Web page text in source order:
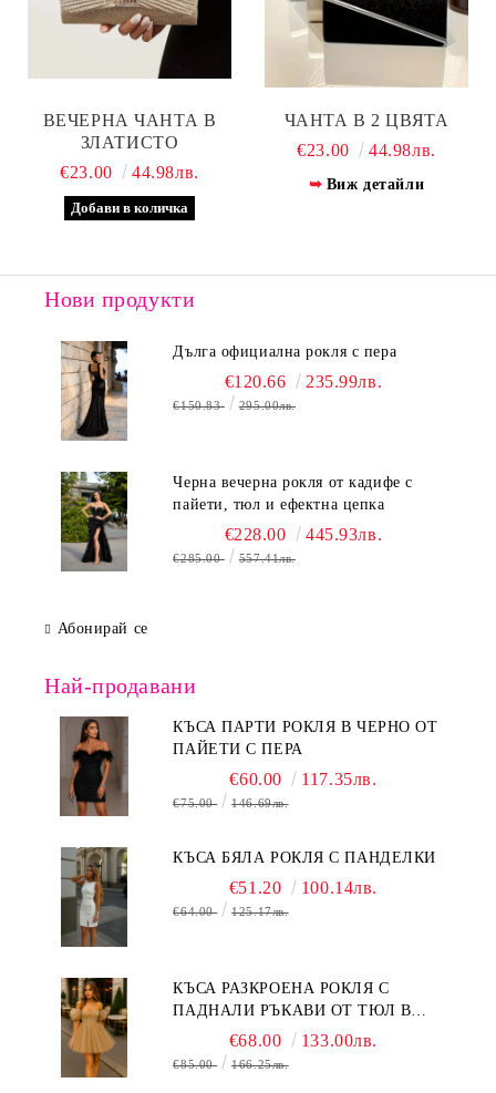
ВЕЧЕРНА ЧАНТА В
ЗЛАТИСТО
€23.00
44.98лв.
ЧАНТА В 2 ЦВЯТА
€23.00
44.98лв.
Виж детайли
Нови продукти
Дълга официална рокля с пера
€120.66 235.99лв.
€150.83 295.00лв.
Черна вечерна рокля от кадифе с
пайети, тюл и ефектна цепка
€228.00 445.93лв.
€285.00 557.41лв.
Абонирай се
Най-продавани
КЪСА ПАРТИ РОКЛЯ В ЧЕРНО ОТ
ПАЙЕТИ С ПЕРА
€60.00 117.35лв.
€75.00 146.69лв.
КЪСА БЯЛА РОКЛЯ С ПАНДЕЛКИ
€51.20 100.14лв.
€64.00 125.17лв.
КЪСА РАЗКРОЕНА РОКЛЯ С
ПАДНАЛИ РЪКАВИ ОТ ТЮЛ В
БЕЖОВО€68.00 133.00лв.
€85.00 166.25лв.